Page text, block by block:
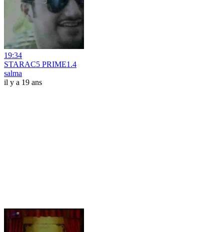
19:34
STARAC5 PRIME1.4
salma
il y a 19 ans